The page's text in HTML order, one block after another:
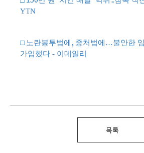
YTN
□ 노란봉투법에 , 중처법에 …불안한
가입했다 - 이데일리
목록